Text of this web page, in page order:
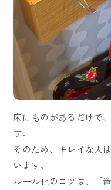
床にものがあるだけで
す。
そのため、キレイな人
います。
ルール化のコツは、「